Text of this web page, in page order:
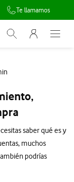
Te llamamos
Abrir buscador.
Menu
Abre
saber qué es y
muchos
podrías